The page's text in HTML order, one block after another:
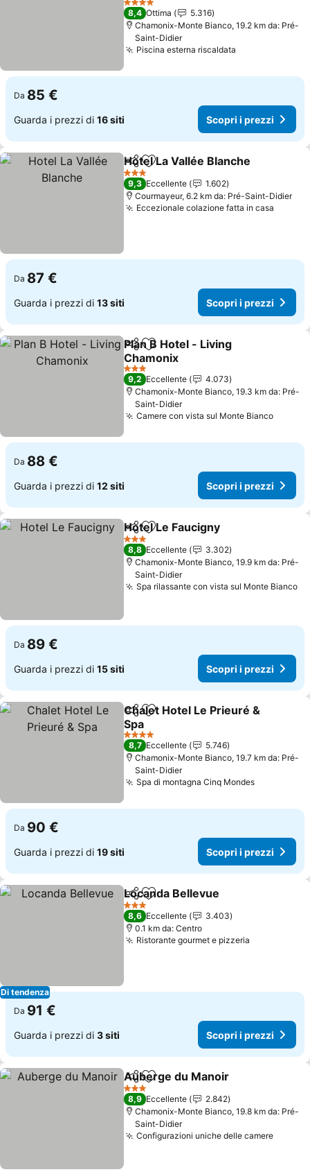
Scopri i prezzi
4 Stelle
8,4 Ottima
5.316
Chamonix-Monte Bianco, 19.2 km da: Pré-
Saint-Didier
Piscina esterna riscaldata
Da 85 €
Guarda i prezzi di 16 siti Scopri i prezzi
CondividiAggiungi ai preferiti
Hotel La Vallée Blanche
3 Stelle
9,3 Eccellente
1.602
Courmayeur, 6.2 km da: Pré-Saint-Didier
Eccezionale colazione fatta in casa
Da 87 €
Guarda i prezzi di 13 siti Scopri i prezzi
CondividiAggiungi ai preferiti
Plan B Hotel - Living
Chamonix
Scopri i prezzi
3 Stelle
9,2 Eccellente
4.073
Chamonix-Monte Bianco, 19.3 km da: Pré-
Saint-Didier
Camere con vista sul Monte Bianco
Da 88 €
Guarda i prezzi di 12 siti Scopri i prezzi
CondividiAggiungi ai preferiti
Hotel Le Faucigny
3 Stelle
8,8 Eccellente
3.302
Chamonix-Monte Bianco, 19.9 km da: Pré-
Saint-Didier
Spa rilassante con vista sul Monte Bianco
Da 89 €
Guarda i prezzi di 15 siti Scopri i prezzi
CondividiAggiungi ai preferiti
Chalet Hotel Le Prieuré &
Spa
Scopri i prezzi
4 Stelle
8,7 Eccellente
5.746
Chamonix-Monte Bianco, 19.7 km da: Pré-
Saint-Didier
Spa di montagna Cinq MondesScopri i
Da 90 €
Guarda i prezzi di 19 siti Scopri i prezzi
Di tendenza
CondividiAggiungi ai preferiti
Locanda Bellevue
3 Stelle
8,6 Eccellente
3.403
0.1 km da: Centro
Ristorante gourmet e pizzeria
Da 91 €
Guarda i prezzi di 3 siti Scopri i prezzi
CondividiAggiungi ai preferiti
Auberge du Manoir
3 Stelle
8,9 Eccellente
2.842
Chamonix-Monte Bianco, 19.8 km da: Pré-
Saint-Didier
Configurazioni uniche delle camere